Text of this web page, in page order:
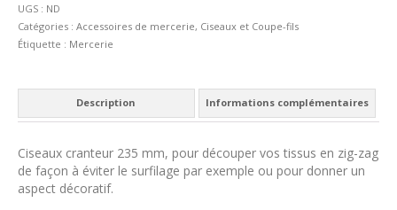
235mm
UGS : ND
Catégories : Accessoires de mercerie, Ciseaux et Coupe-fils
Étiquette : Mercerie
Description Informations complémentaires
Ciseaux cranteur 235 mm, pour découper vos tissus en zig-zag
de façon à éviter le surfilage par exemple ou pour donner un
aspect décoratif.